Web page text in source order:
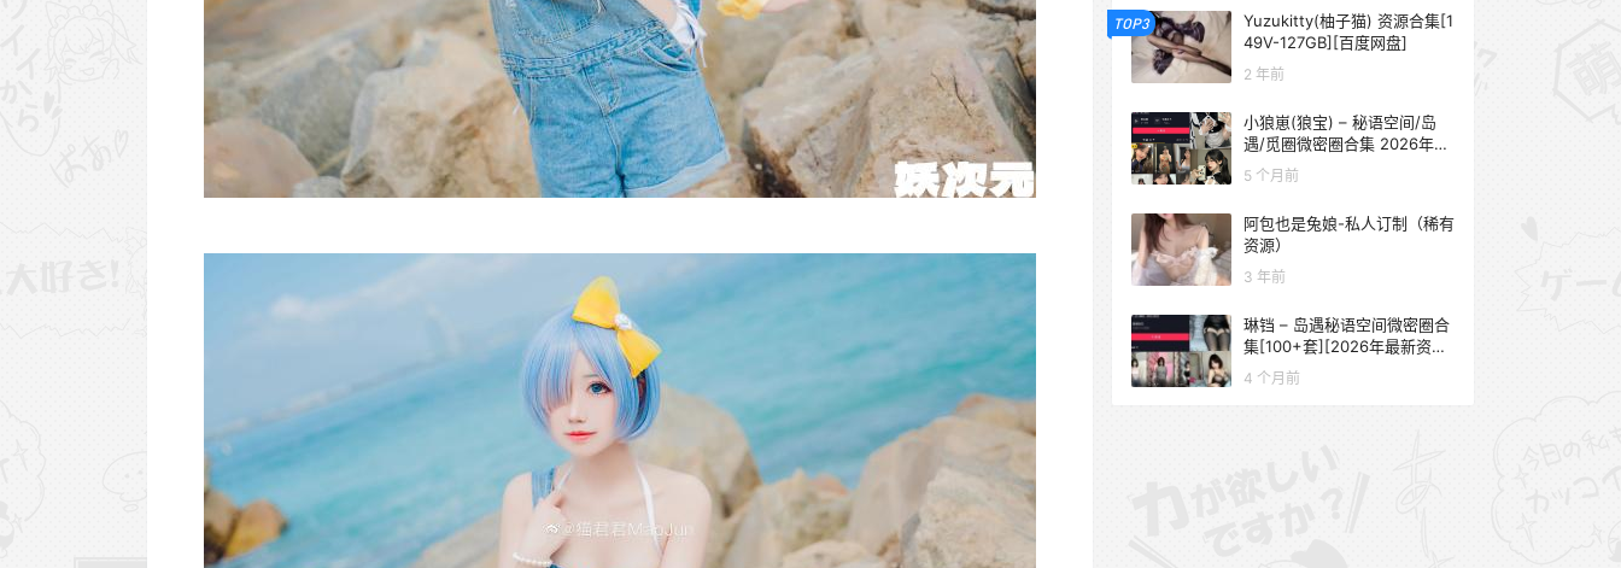
TOP3
Yuzukitty(柚子猫) 资源合集[1
49V-127GB][百度网盘]
2 年前
小狼崽(狼宝) – 秘语空间/岛
遇/觅圈微密圈合集 2026年抖
音资源更新中
5 个月前
阿包也是兔娘-私人订制（稀有
资源）
3 年前
琳铛 – 岛遇秘语空间微密圈合
集[100+套][2026年最新资源
更新中]
4 个月前